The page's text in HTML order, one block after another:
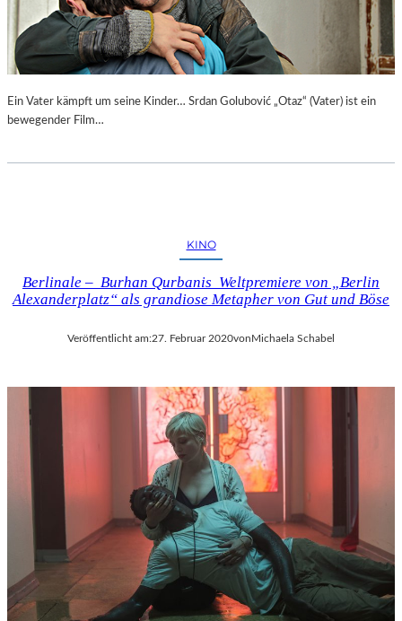
Ein Vater kämpft um seine Kinder… Srdan Golubović „Otaz“ (Vater) ist ein
bewegender Film…
KINO
Berlinale – Burhan Qurbanis Weltpremiere von „Berlin
Alexanderplatz“ als grandiose Metapher von Gut und Böse
Veröffentlicht am:27. Februar 2020vonMichaela Schabel